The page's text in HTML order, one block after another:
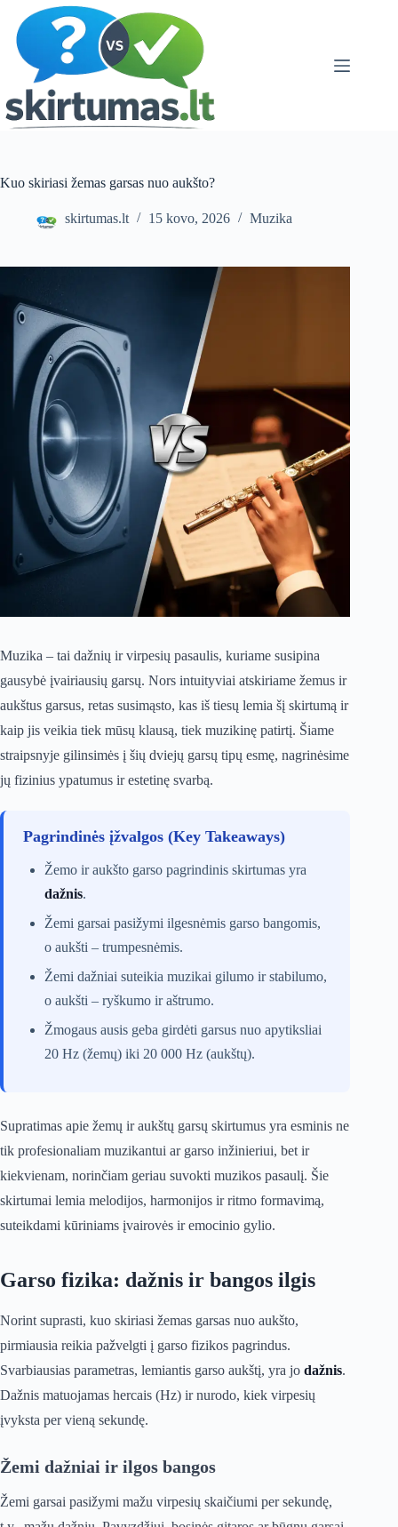
content
Kuo skiriasi žemas garsas nuo aukšto?
skirtumas.lt 15 kovo, 2026 Muzika
Muzika – tai dažnių ir virpesių pasaulis, kuriame susipina
gausybė įvairiausių garsų. Nors intuityviai atskiriame žemus ir
aukštus garsus, retas susimąsto, kas iš tiesų lemia šį skirtumą ir
kaip jis veikia tiek mūsų klausą, tiek muzikinę patirtį. Šiame
straipsnyje gilinsimės į šių dviejų garsų tipų esmę, nagrinėsime
jų fizinius ypatumus ir estetinę svarbą.
Pagrindinės įžvalgos (Key Takeaways)
Žemo ir aukšto garso pagrindinis skirtumas yra
dažnis.
Žemi garsai pasižymi ilgesnėmis garso bangomis,
o aukšti – trumpesnėmis.
Žemi dažniai suteikia muzikai gilumo ir stabilumo,
o aukšti – ryškumo ir aštrumo.
Žmogaus ausis geba girdėti garsus nuo apytiksliai
20 Hz (žemų) iki 20 000 Hz (aukštų).
Supratimas apie žemų ir aukštų garsų skirtumus yra esminis ne
tik profesionaliam muzikantui ar garso inžinieriui, bet ir
kiekvienam, norinčiam geriau suvokti muzikos pasaulį. Šie
skirtumai lemia melodijos, harmonijos ir ritmo formavimą,
suteikdami kūriniams įvairovės ir emocinio gylio.
Garso fizika: dažnis ir bangos ilgis
Norint suprasti, kuo skiriasi žemas garsas nuo aukšto,
pirmiausia reikia pažvelgti į garso fizikos pagrindus.
Svarbiausias parametras, lemiantis garso aukštį, yra jo dažnis.
Dažnis matuojamas hercais (Hz) ir nurodo, kiek virpesių
įvyksta per vieną sekundę.
Žemi dažniai ir ilgos bangos
Žemi garsai pasižymi mažu virpesių skaičiumi per sekundę,